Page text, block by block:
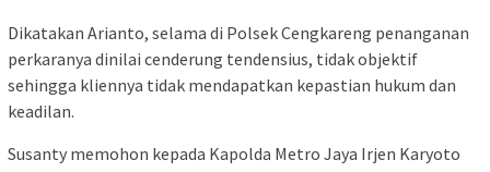
Dikatakan Arianto, selama di Polsek Cengkareng penanganan
perkaranya dinilai cenderung tendensius, tidak objektif
sehingga kliennya tidak mendapatkan kepastian hukum dan
keadilan.
Susanty memohon kepada Kapolda Metro Jaya Irjen Karyoto